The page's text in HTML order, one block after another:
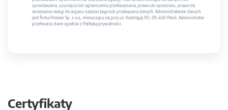
sprostowania, usunięcia lub ograniczenia przetwarzania, prawo do sprzeciwu, prawo do
wniesienia skargi do organu nadzorczego lub przekazania danych. Administratorem danych
jest firma Prosker Sp. z o.o., mieszcząca się przy ul. Kostrogaj 9D, 09-400 Płock. Administrator
przetwarza dane zgodnie z Polityką prywatności.
Certyfikaty